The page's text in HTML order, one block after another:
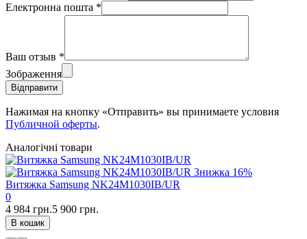
Електронна пошта *
Ваш отзыв *
Зображення
Відправити
Нажимая на кнопку «Отправить» вы принимаете условия
Публичной оферты.
Аналогічні товари
Знижка 16%
Витяжка Samsung NK24M1030IB/UR
0
4 984 грн.5 900 грн.
В кошик